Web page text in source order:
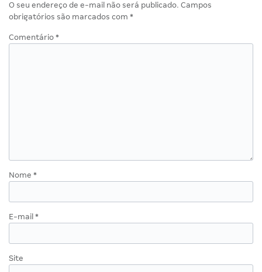
O seu endereço de e-mail não será publicado. Campos
obrigatórios são marcados com *
Comentário *
Nome *
E-mail *
Site